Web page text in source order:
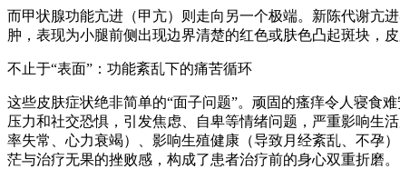
而甲状腺功能亢进（甲亢）则走向另一个极端。新陈代谢亢
肿，表现为小腿前侧出现边界清楚的红色或肤色凸起斑块，
不止于“表面”：功能紊乱下的痛苦循环
这些皮肤症状绝非简单的“面子问题”。顽固的瘙痒令人寝食
压力和社交恐惧，引发焦虑、自卑等情绪问题，严重影响生
率失常、心力衰竭）、影响生殖健康（导致月经紊乱、不孕
茫与治疗无果的挫败感，构成了患者治疗前的身心双重折磨。